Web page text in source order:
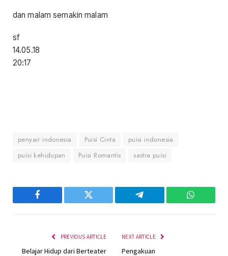
dan malam semakin malam
sf
14.05.18
20:17
penyair indonesia Puisi Cinta
puisi indonesia
puisi kehidupan
Puisi Romantis sastra puisi
Facebook Twitter Telegram
PREVIOUS ARTICLE
Belajar Hidup dari Berteater
NEXT ARTICLE
Pengakuan